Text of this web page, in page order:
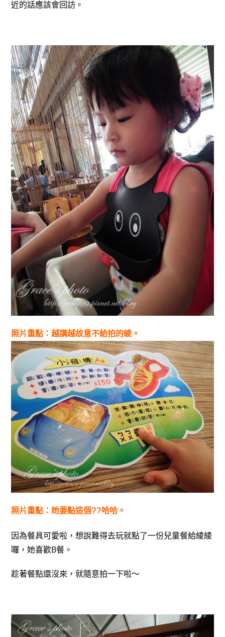
近的話應該會回訪。
照片重點：越講越故意不給拍的綾。
照片重點：她要點這個??哈哈。
因為餐具可愛啦，想說難得去玩就點了一份兒童餐給綾綾
囉，她喜歡B餐。
趁著餐點還沒來，就隨意拍一下啦～